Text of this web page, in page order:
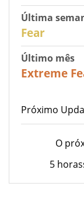
Última
Fear
Último mês
Extreme
Próximo
O
5